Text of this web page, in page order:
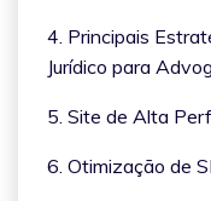
4. Principais
Jurídico para
5. Site de Alta
6. Otimização de